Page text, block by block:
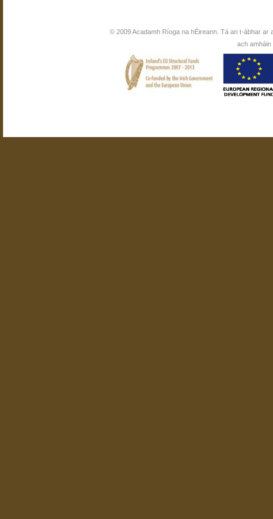
© 2009 Acadamh Ríoga na hÉireann. Tá an t-ábhar ar
ach amháin